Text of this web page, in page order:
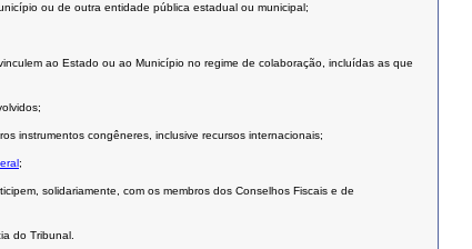
ou de outra entidade pública estadual ou municipal;
ao Estado ou ao Município no regime de colaboração, incluídas as que
instrumentos congêneres, inclusive recursos internacionais;
;
solidariamente, com os membros dos Conselhos Fiscais e de
do Tribunal.